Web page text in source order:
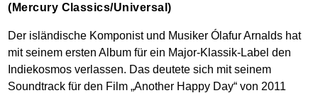
(Mercury Classics/Universal)
Der isländische Komponist und Musiker Ólafur Arnalds hat
mit seinem ersten Album für ein Major-Klassik-Label den
Indiekosmos verlassen. Das deutete sich mit seinem
Soundtrack für den Film „Another Happy Day“ von 2011